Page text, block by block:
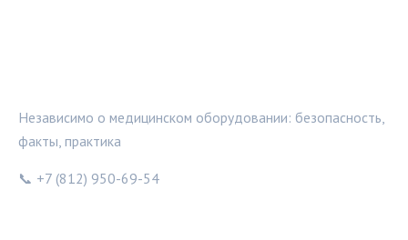
Независимо о медицинском оборудовании: безопасность,
факты, практика
📞 +7 (812) 950-69-54